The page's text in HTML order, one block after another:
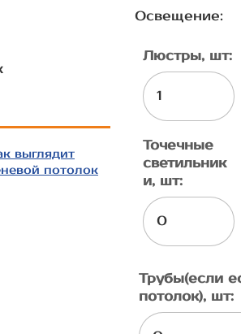
выглядит
потолок
Освещение:
Люстры, шт:
Точечные
светильник
и, шт:
Трубы(если
потолок), шт: